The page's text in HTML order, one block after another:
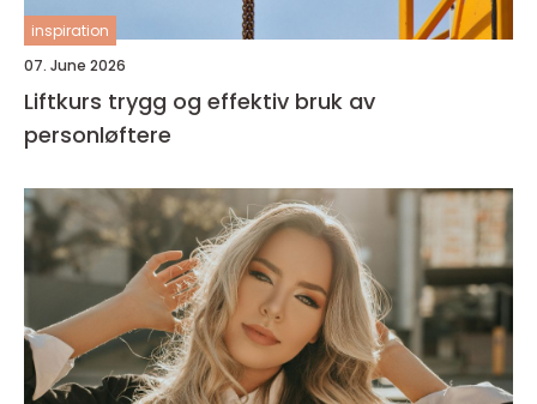
inspiration
07. June 2026
Liftkurs trygg og effektiv bruk av
personløftere